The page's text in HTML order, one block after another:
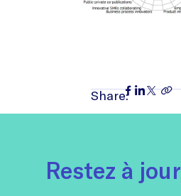
Share:
Restez à jour